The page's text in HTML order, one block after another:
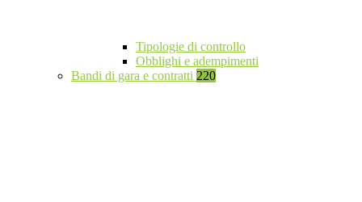
Tipologie di controllo
Obblighi e adempimenti
Bandi di gara e contratti 220